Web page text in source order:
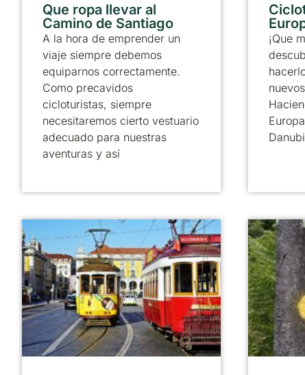
Que ropa llevar al
Camino de Santiago
A la hora de emprender un
viaje siempre debemos
equiparnos correctamente.
Como precavidos
cicloturistas, siempre
necesitaremos cierto vestuario
adecuado para nuestras
aventuras y así
¡Que